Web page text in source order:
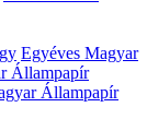
Egyéves Magyar
Állampapír
Állampapír